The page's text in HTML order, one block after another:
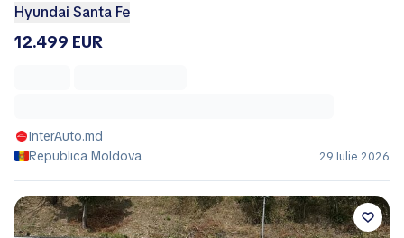
Hyundai Santa Fe
12.499 EUR
InterAuto.md
Republica Moldova
29 Iulie 2026